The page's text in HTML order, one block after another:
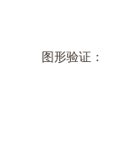
图形验证：